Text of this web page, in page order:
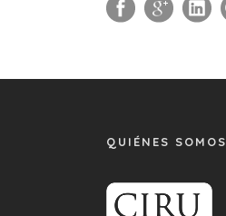
QUIÉNES SOMOS